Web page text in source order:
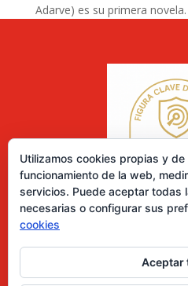
Adarve) es su primera novela.
0
Utilizamos cookies propias y
funcionamiento de la web,
servicios. Puede aceptar todas
necesarias o configurar sus
cookies
Aceptar